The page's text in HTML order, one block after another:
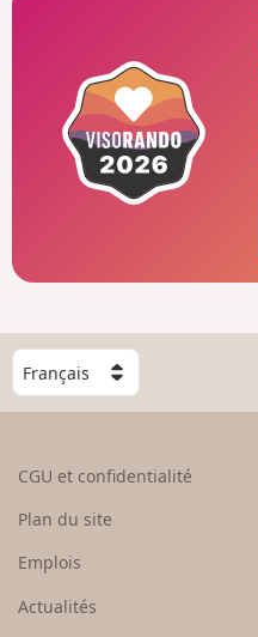
C
h
o
e
u
CGU et confidentialité
Plan du site
Emplois
Actualités